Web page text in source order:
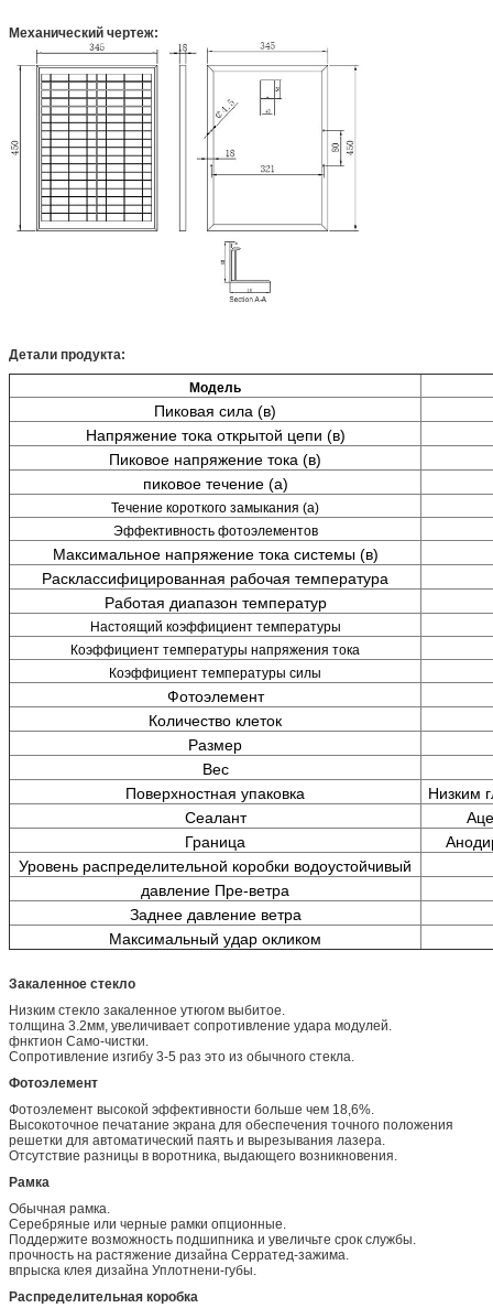
Механический чертеж:
Детали продукта:
Модель
Пиковая сила (в)
Напряжение тока открытой цепи (в)
Пиковое напряжение тока (в)
пиковое течение (а)
Течение короткого замыкания (а)
Эффективность фотоэлементов
Максимальное напряжение тока системы (в)
Расклассифицированная рабочая температура
Работая диапазон температур
Настоящий коэффициент температуры
Коэффициент температуры напряжения тока
Коэффициент температуры силы
Фотоэлемент
Количество клеток
Размер
Вес
Поверхностная упаковка
Низким
Сеалант
Граница
Уровень распределительной коробки водоустойчивый
давление Пре-ветра
Заднее давление ветра
Максимальный удар окликом
Закаленное стекло
Низким стекло закаленное утюгом выбитое.
толщина 3.2мм, увеличивает сопротивление удара модулей.
фнктион Само-чистки.
Сопротивление изгибу 3-5 раз это из обычного стекла.
Фотоэлемент
Фотоэлемент высокой эффективности больше чем 18,6%.
Высокоточное печатание экрана для обеспечения точного положения
решетки для автоматический паять и вырезывания лазера.
Отсутствие разницы в воротника, выдающего возникновения.
Рамка
Обычная рамка.
Серебряные или черные рамки опционные.
Поддержите возможность подшипника и увеличьте срок службы.
прочность на растяжение дизайна Серратед-зажима.
впрыска клея дизайна Уплотнени-губы.
Распределительная коробка